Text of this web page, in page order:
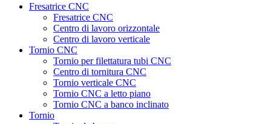
Fresatrice CNC
Fresatrice CNC
Centro di lavoro orizzontale
Centro di lavoro verticale
Tornio CNC
Tornio per filettatura tubi CNC
Centro di tornitura CNC
Tornio verticale CNC
Tornio CNC a letto piano
Tornio CNC a banco inclinato
Tornio